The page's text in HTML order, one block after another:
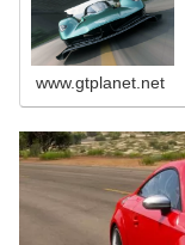
www.gtplanet.net